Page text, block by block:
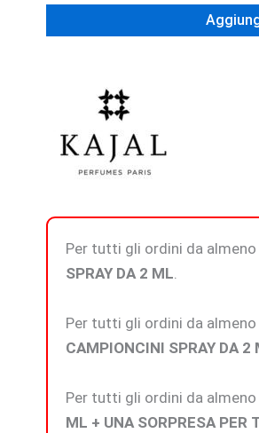
De
Per tutti gli ordini da
SPRAY DA 2 ML.
Per tutti gli ordini da
CAMPIONCINI SPRAY DA 2
Per tutti gli ordini da almeno
ML + UNA SORPRESA PER